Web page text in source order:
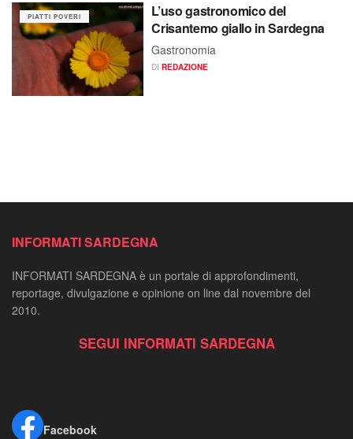
PIATTI POVERI
L’uso gastronomico del
Crisantemo giallo in Sardegna
Gastronomia
DI REDAZIONE
INFORMATI SARDEGNA
INFORMATI SARDEGNA è un portale di approfondimenti,
reportage, divulgazione e opinione on line dal novembre del
2010.
SEGUI INFORMATI SARDEGNA
Facebook